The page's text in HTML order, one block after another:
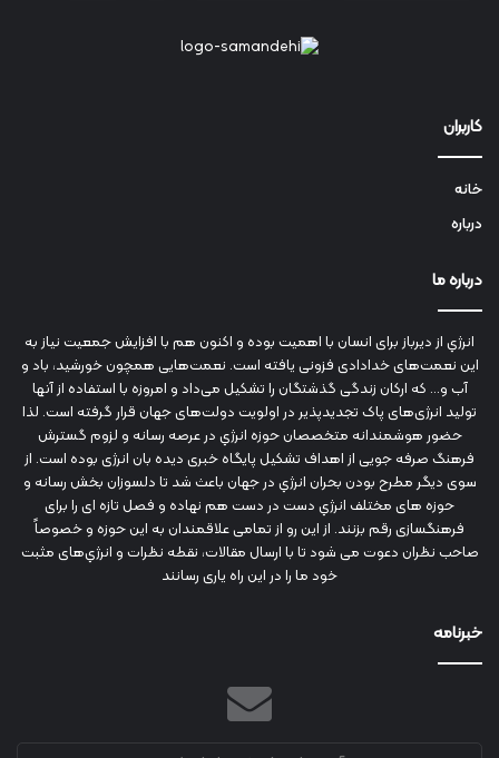
کاربران
خانه
درباره
درباره ما
انرژي‌ از دیرباز برای انسان با اهمیت بوده و اکنون هم با افزایش جمعیت نیاز به
این نعمت‌های خدادادی فزونی یافته است. نعمت‌هایی همچون خورشید، باد و
آب و... که ارکان زندگی گذشتگان را تشکیل می‌داد و امروزه با استفاده از آنها
تولید انرژی‌های پاک تجدیدپذیر در اولویت دولت‌های جهان قرار گرفته است. لذا
حضور هوشمندانه متخصصان حوزه انرژي در عرصه رسانه و لزوم گسترش
فرهنگ صرفه جویی از اهداف تشکیل پایگاه خبری دیده بان انرژی بوده است. از
سوی دیگر مطرح بودن بحران انرژي در جهان باعث شد تا دلسوزان بخش رسانه و
حوزه های مختلف انرژي دست در دست هم نهاده و فصل تازه ای را برای
فرهنگسازی رقم بزنند. از این رو از تمامی علاقمندان به این حوزه و خصوصاً
صاحب نظران دعوت می شود تا با ارسال مقالات، نقطه نظرات و انرژي‌های مثبت
خود ما را در این راه یاری رسانند
خبرنامه